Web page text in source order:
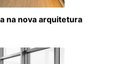
na nova arquitetura